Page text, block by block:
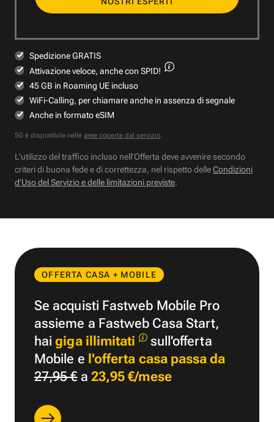
Spedizione GRATIS
Attivazione veloce, anche con SPID!
45 GB in Roaming UE incluso
WiFi-Calling, per chiamare anche in assenza di segnale
Anche in formato eSIM
5G è disponibile nelle aree coperte dal servizio.
L’utilizzo del traffico incluso nell’Offerta deve avvenire secondo
criteri di buona fede e di correttezza, nel rispetto delleCondizioni
d’Uso del Servizio e delle limitazioni previste.
OFFERTA CASA + MOBILE
Se acquisti Fastweb Mobile Pro
assieme a Fastweb Casa Start,
haigiga illimitati
sull'offerta
Mobile e l'offerta casa passa da
27,95 €a 23,95 €/mese